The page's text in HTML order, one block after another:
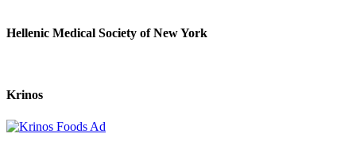
Hellenic Medical Society of New York
Krinos